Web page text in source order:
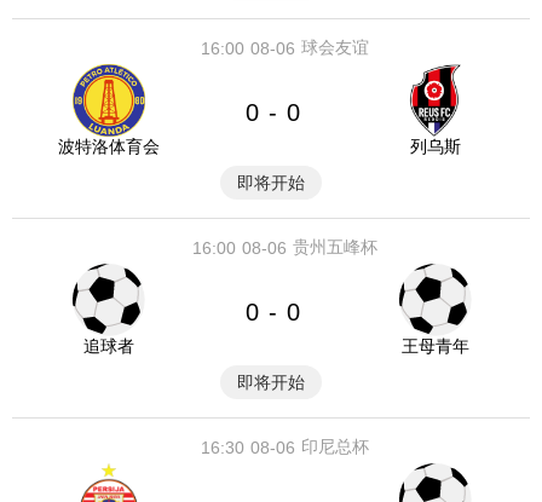
08-06
16:00 球会友谊
波特洛体育会
0 - 0
列乌斯
即将开始
08-06
16:00 贵州五峰杯
追球者
0 - 0
王母青年
即将开始
08-06
16:30 印尼总杯